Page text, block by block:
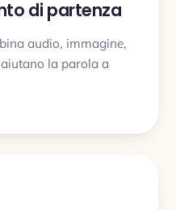
di partenza
audio, immagine,
la parola a